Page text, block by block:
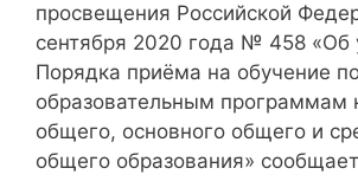
просвещения Российской
сентября 2020 года № 458 «Об
Порядка приёма на обучение
образовательным программам
общего, основного общего и
общего образования»